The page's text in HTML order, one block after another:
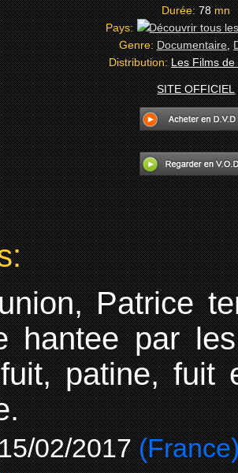
Durée:78mn
Pays:
Genre:Documentaire,
Distribution:Les Films de
SITE OFFICIEL
Patrice
hantee par
patine, fuit
02/2017